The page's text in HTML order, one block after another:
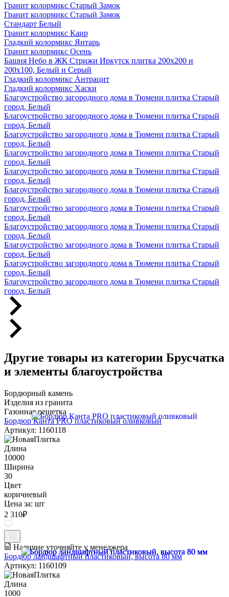
Гранит колормикс Старый Замок
Гранит колормикс Старый Замок
Стандарт Белый
Гранит колормикс Каир
Гладкий колормикс Янтарь
Гранит колормикс Осень
Башня Небо в ЖК Стрижи Иркутск плитка 200х200 и
200х100, Белый и Серый
Гладкий колормикс Антрацит
Гладкий колормикс Хаски
Благоустройство загородного дома в Тюмени плитка Старый
город, Белый
Благоустройство загородного дома в Тюмени плитка Старый
город, Белый
Благоустройство загородного дома в Тюмени плитка Старый
город, Белый
Благоустройство загородного дома в Тюмени плитка Старый
город, Белый
Благоустройство загородного дома в Тюмени плитка Старый
город, Белый
Благоустройство загородного дома в Тюмени плитка Старый
город, Белый
Благоустройство загородного дома в Тюмени плитка Старый
город, Белый
Благоустройство загородного дома в Тюмени плитка Старый
город, Белый
Благоустройство загородного дома в Тюмени плитка Старый
город, Белый
Благоустройство загородного дома в Тюмени плитка Старый
город, Белый
Благоустройство загородного дома в Тюмени плитка Старый
город, Белый
Другие товары из категории Брусчатка
и элементы благоустройства
Бордюрный камень
Изделия из гранита
Газонная решетка
Бордюр Канта PRO пластиковый оливковый
Артикул: 1160118
Длина
10000
Ширина
30
Цвет
коричневый
Цена за: шт
2 310₽
Наличие уточняйте у менеджера
Бордюр ландшафтный пластиковый, высота 80 мм
Артикул: 1160109
Длина
1000